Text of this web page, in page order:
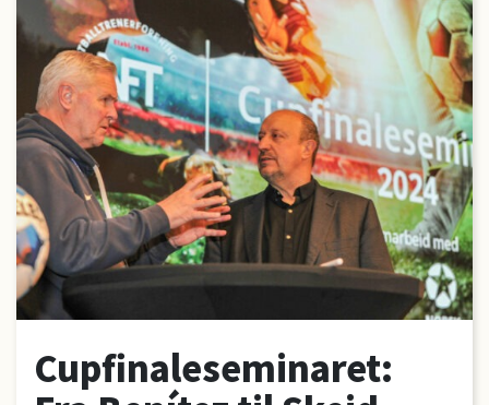
Cupfinaleseminaret: